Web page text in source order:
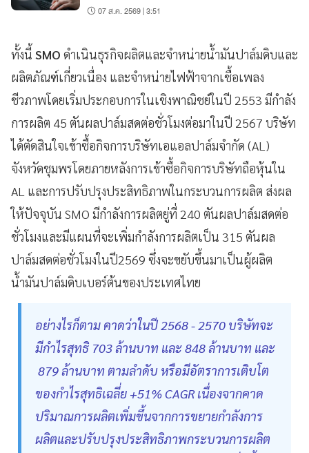
ราคายังมีอัพไซด์
07 ส.ค. 2569 | 3:51
ทั้งนี้ SMO ดำเนินธุรกิจผลิตและจำหน่ายน้ำมันปาล์มดิบและ
ผลิตภัณฑ์เกี่ยวเนื่อง และจำหน่ายไฟฟ้าจากเชื้อเพลง
ชีวภาพโดยเริ่มประกอบการในเชิงพาณิชย์ในปี 2553 มีกำลัง
การผลิต 45 ตันผลปาล์มสดต่อชั่วโมงต่อมาในปี 2567 บริษัท
ได้ตัดสินใจเข้าซื้อกิจการบริษัทเอแอลปาล์มจำกัด (AL)
จังหวัดชุมพรโดยภายหลังการเข้าซื้อกิจการบริษัทถือหุ้นใน
AL และการปรับปรุงประสิทธิภาพในกระบวนการผลิต ส่งผล
ให้ปัจจุบัน SMO มีกำลังการผลิตยู่ที่ 240 ตันผลปาล์มสดต่อ
ชั่วโมงและมีแผนที่จะเพิ่มกำลังการผลิตเป็น 315 ตันผล
ปาล์มสดต่อชั่วโมงในปี2569 ซึ่งจะขยับขึ้นมาเป็นผู้ผลิต
น้ำมันปาล์มดิบเบอร์ต้นของประเทศไทย
อย่างไรก็ตาม คาดว่าในปี 2568 - 2570 บริษัทจะ
มีกำไรสุทธิ 703 ล้านบาท และ 848 ล้านบาท และ
879 ล้านบาท ตามลำดับ หรือมีอัตราการเติบโต
ของกำไรสุทธิเฉลี่ย +51% CAGR เนื่องจากคาด
ปริมาณการผลิตเพิ่มขึ้นจากการขยายกำลังการ
ผลิตและปรับปรุงประสิทธิภาพกระบวนการผลิต